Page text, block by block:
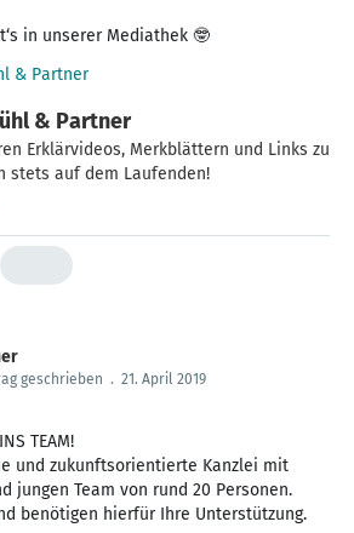
in unserer Mediathek 🤓
& Partner
Erklärvideos, Merkblättern und Links zu
stets auf dem Laufenden!
geschrieben . 21. April 2019
TEAM!
und zukunftsorientierte Kanzlei mit
jungen Team von rund 20 Personen.
benötigen hierfür Ihre Unterstützung.